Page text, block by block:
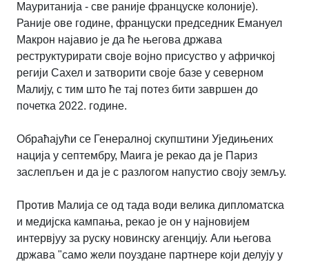
Мауританија - све раније француске колоније).
Раније ове године, француски председник Емануел
Макрон најавио је да ће његова држава
реструктурирати своје војно присуство у афричкој
регији Сахел и затворити своје базе у северном
Малију, с тим што ће тај потез бити завршен до
почетка 2022. године.
Обраћајући се Генералној скупштини Уједињених
нација у септембру, Маига је рекао да је Париз
заслепљен и да је с разлогом напустио своју земљу.
Против Малија се од тада води велика дипломатска
и медијска кампања, рекао је он у најновијем
интервјуу за руску новинску агенцију. Али његова
држава "само жели поуздане партнере који делују у